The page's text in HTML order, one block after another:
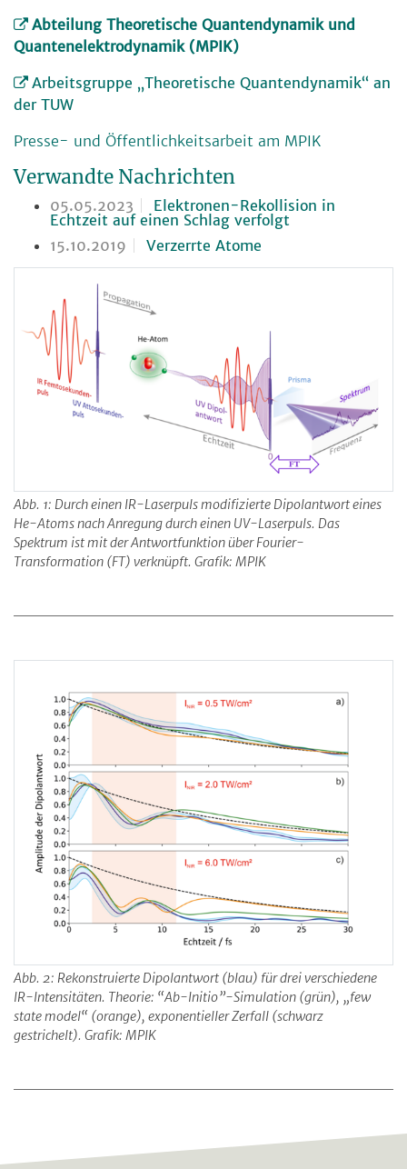
Abteilung Theoretische Quantendynamik und
Quantenelektrodynamik (MPIK)
Arbeitsgruppe „Theoretische Quantendynamik“ an
der TUW
Presse- und Öffentlichkeitsarbeit am MPIK
Verwandte Nachrichten
05.05.2023
Elektronen-Rekollision in
Echtzeit auf einen Schlag verfolgt
15.10.2019
Verzerrte Atome
Abb. 1: Durch einen IR-Laserpuls modifizierte Dipolantwort eines
He-Atoms nach Anregung durch einen UV-Laserpuls. Das
Spektrum ist mit der Antwortfunktion über Fourier-
Transformation (FT) verknüpft. Grafik: MPIK
Abb. 2: Rekonstruierte Dipolantwort (blau) für drei verschiedene
IR-Intensitäten. Theorie: “Ab-Initio”-Simulation (grün), „few
state model“ (orange), exponentieller Zerfall (schwarz
gestrichelt). Grafik: MPIK